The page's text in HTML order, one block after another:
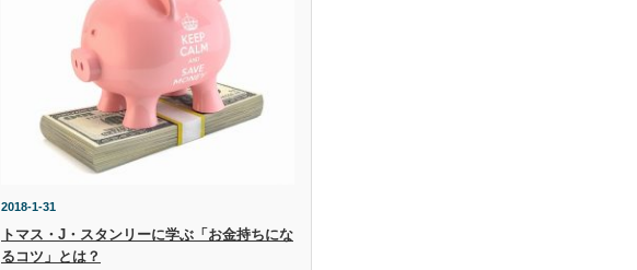
2018-1-31
トマス・J・スタンリーに学ぶ「お金持ちにな
るコツ」とは？